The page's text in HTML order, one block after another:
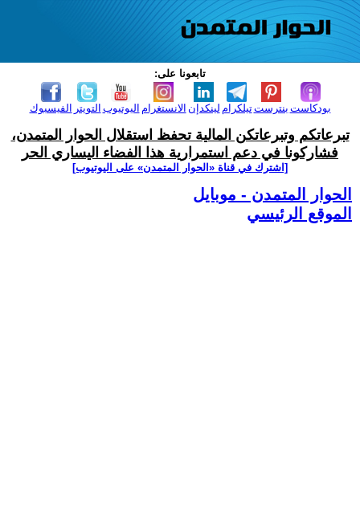
تابعونا على:
الفيسبوك التويتر اليوتيوب الانستغرام لينكدإن تيلكرامبنترست بودكاست
تبرعاتكم وتبرعاتكن المالية تحفظ استقلال الحوار المتمدن،
فشاركونا في دعم استمرارية هذا الفضاء اليساري الحر
[اشترك في قناة ‫«الحوار المتمدن» على اليوتيوب]
الحوار المتمدن - موبايل
الموقع الرئيسي